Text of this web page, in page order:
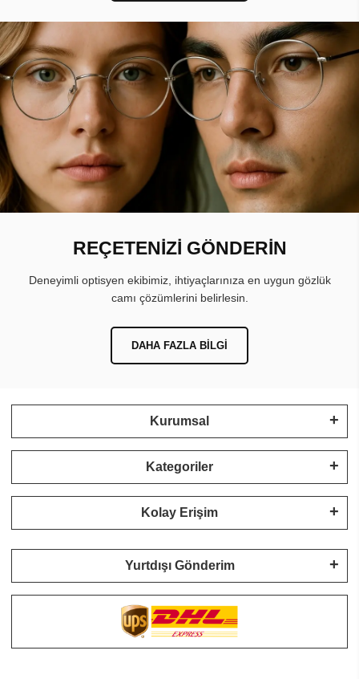
REÇETENİZİ GÖNDERİN
Deneyimli optisyen ekibimiz, ihtiyaçlarınıza en uygun gözlük
camı çözümlerini belirlesin.
DAHA FAZLA BILGI
Kurumsal
Kategoriler
Kolay Erişim
Yurtdışı Gönderim